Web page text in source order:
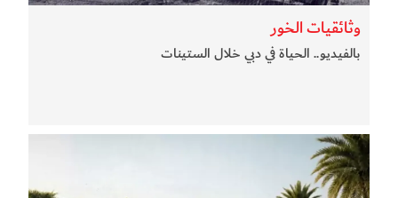
وثائقيات الخور
بالفيديو.. الحياة في دبي خلال الستينات